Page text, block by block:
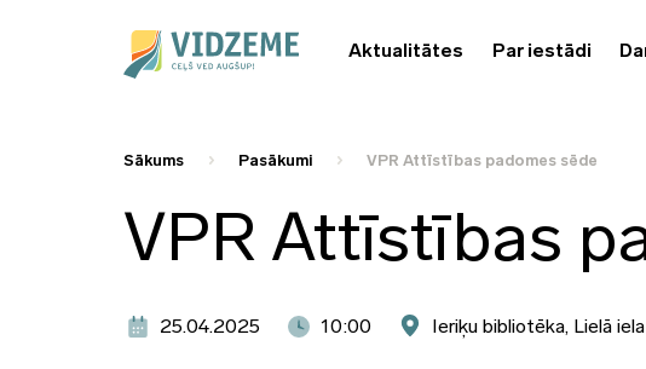
Aktualitātes Par iestādi
Sākums Pasākumi VPR Attīstības padomes sēde
VPR Attīstības
25.04.2025 10:00 Ieriķu bibliotēka, Lielā